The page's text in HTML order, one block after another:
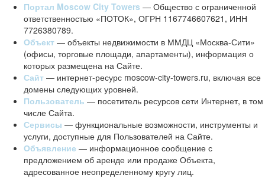
Портал Moscow City Towers — Общество с ограниченной
ответственностью «ПОТОК», ОГРН 1167746607621, ИНН
7726380789.
Объект — объекты недвижимости в ММДЦ «Москва-Сити»
(офисы, торговые площади, апартаменты), информация о
которых размещена на Сайте.
Сайт — интернет-ресурс moscow-city-towers.ru, включая все
домены следующих уровней.
Пользователь — посетитель ресурсов сети Интернет, в том
числе Сайта.
Сервисы — функциональные возможности, инструменты и
услуги, доступные для Пользователей на Сайте.
Объявление — информационное сообщение с
предложением об аренде или продаже Объекта,
адресованное неопределенному кругу лиц.